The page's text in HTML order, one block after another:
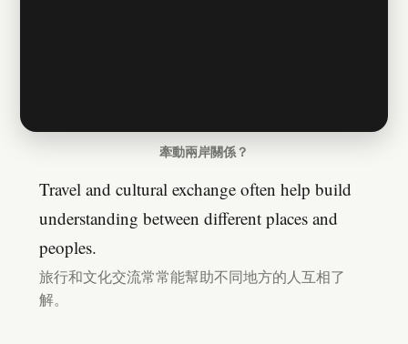
牽動兩岸關係？
Travel and cultural exchange often help build
understanding between different places and
peoples.
旅行和文化交流常常能幫助不同地方的人互相了
解。